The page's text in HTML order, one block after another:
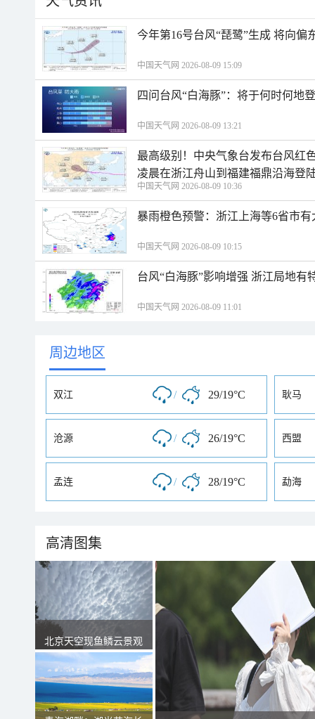
今年第16号台风“琵鹭”生成 将向偏
中国天气网 2026-08-09 15:09
四问台风“白海豚”：将于何时何地
中国天气网 2026-08-09 13:21
最高级别！中央气象台发布台风红
凌晨在浙江舟山到福建福鼎沿海登
中国天气网 2026-08-09 10:36
暴雨橙色预警：浙江上海等6省市
中国天气网 2026-08-09 10:15
台风“白海豚”影响增强 浙江局地有
中国天气网 2026-08-09 11:01
周边地区
双江 / 29/19°C 耿马
沧源 / 26/19°C 西盟
孟连 / 28/19°C 勐海
高清图集
北京天空现鱼鳞云景观